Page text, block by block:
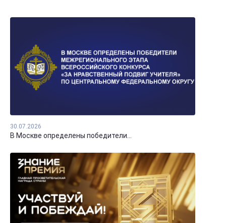
30.07.2026
В Москве определены победители...